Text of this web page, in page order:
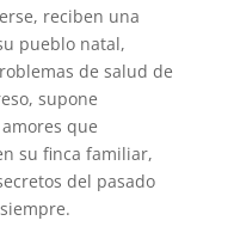
reciben una
pueblo natal,
de salud de
supone
que
su finca familiar,
del pasado